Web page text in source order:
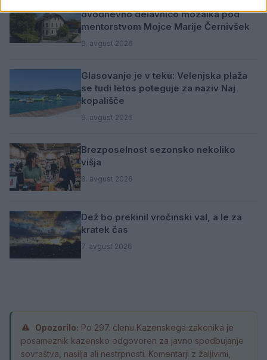
dvodnevno delavnico mozaika pod
mentorstvom Mojce Marije Černivšek
9. avgust 2026
Glasovanje je v teku: Velenjska plaža
se tudi letos poteguje za naziv Naj
kopališče
9. avgust 2026
Brezposelnost sezonsko nekoliko
višja
8. avgust 2026
Dež bo prekinil vročinski val, a le za
kratek čas
7. avgust 2026
Opozorilo: Po 297. členu Kazenskega zakonika je
posameznik kazensko odgovoren za javno spodbujanje
sovraštva, nasilja ali nestrpnosti. Komentarji z žaljivimi,